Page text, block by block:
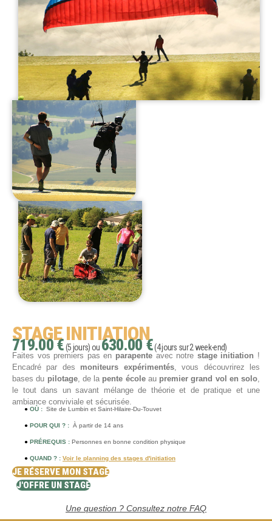
STAGE INITIATION
719.00 €(5 jours) ou630.00 €(4 jours sur 2 week-end)
Faites vos premiers pas en parapente avec notre stage initiation !
Encadré par des moniteurs expérimentés, vous découvrirez les
bases du pilotage, de la pente écoleau premier grand vol en solo
le tout dans un savant mélange de théorie et de pratique et une
ambiance conviviale et sécurisée.
● OÙ : Site de Lumbin et Saint-Hilaire-Du-Touvet
● POUR QUI ? : À partir de 14 ans
● PRÉREQUIS : Personnes en bonne condition physique
● QUAND ? : Voir le planning des stages d'initiation
JE RÉSERVE MON STAGE
J'OFFRE UN STAGE
Une question ? Consultez notre FAQ